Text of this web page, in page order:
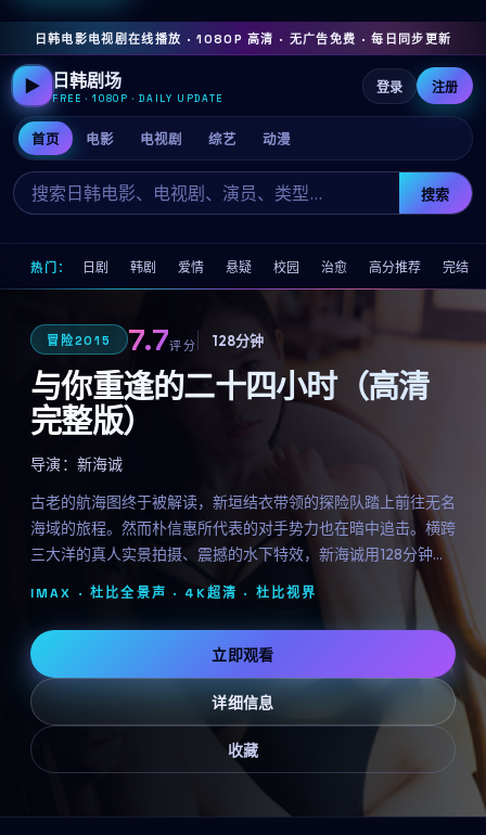
日韩电影电视剧在线播放 · 1080P 高清 · 无广告免费 · 每日同步更新
▶ 日韩剧场
FREE · 1080P · DAILY UPDATE
首页 电影 电视剧 综艺 动漫
搜索
登录 注册
热门： 日剧 韩剧 爱情 悬疑 校园 治愈 高分推荐 完结
冒险2015 7.7评分 128分钟
与你重逢的二十四小时（高清
完整版）
导演： 新海诚
古老的航海图终于被解读，新垣结衣带领的探险队踏上前往无名
海域的旅程。然而朴信惠所代表的对手势力也在暗中追击。横跨
三大洋的真人实景拍摄、震撼的水下特效，新海诚用128分钟带
来一场视觉与情感的双重盛宴。
IMAX · 杜比全景声 · 4K超清 · 杜比视界
立即观看
详细信息
收藏